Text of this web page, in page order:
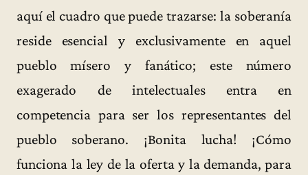
aquí el cuadro que puede trazarse: la soberanía
reside esencial y exclusivamente en aquel
pueblo mísero y fanático; este número
exagerado de intelectuales entra en
competencia para ser los representantes del
pueblo soberano. ¡Bonita lucha! ¡Cómo
funciona la ley de la oferta y la demanda, para